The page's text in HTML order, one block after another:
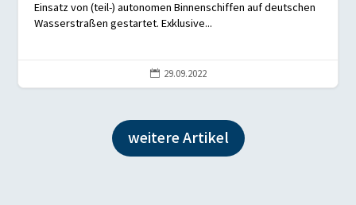
Einsatz von (teil-) autonomen Binnenschiffen auf deutschen
Wasserstraßen gestartet. Exklusive...
 29.09.2022
weitere Artikel